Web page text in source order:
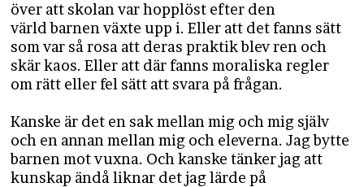
över att skolan var hopplöst efter den
värld barnen växte upp i. Eller att det fanns sätt
som var så rosa att deras praktik blev ren och
skär kaos. Eller att där fanns moraliska regler
om rätt eller fel sätt att svara på frågan.
Kanske är det en sak mellan mig och mig själv
och en annan mellan mig och eleverna. Jag bytte
barnen mot vuxna. Och kanske tänker jag att
kunskap ändå liknar det jag lärde på